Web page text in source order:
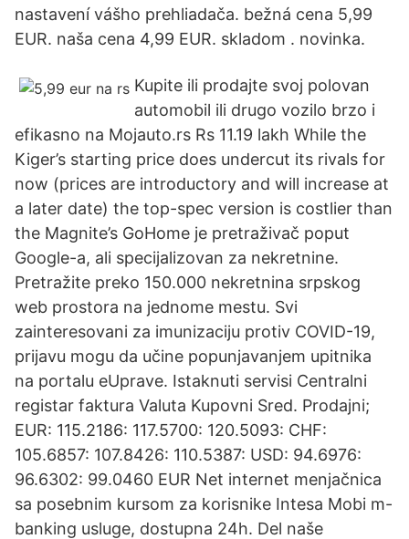
nastavení vášho prehliadača. bežná cena 5,99
EUR. naša cena 4,99 EUR. skladom . novinka.
Kupite ili prodajte svoj polovan
automobil ili drugo vozilo brzo i
efikasno na Mojauto.rs Rs 11.19 lakh While the
Kiger’s starting price does undercut its rivals for
now (prices are introductory and will increase at
a later date) the top-spec version is costlier than
the Magnite’s GoHome je pretraživač poput
Google-a, ali specijalizovan za nekretnine.
Pretražite preko 150.000 nekretnina srpskog
web prostora na jednome mestu. Svi
zainteresovani za imunizaciju protiv COVID-19,
prijavu mogu da učine popunjavanjem upitnika
na portalu eUprave. Istaknuti servisi Centralni
registar faktura Valuta Kupovni Sred. Prodajni;
EUR: 115.2186: 117.5700: 120.5093: CHF:
105.6857: 107.8426: 110.5387: USD: 94.6976:
96.6302: 99.0460 EUR Net internet menjačnica
sa posebnim kursom za korisnike Intesa Mobi m-
banking usluge, dostupna 24h. Del naše